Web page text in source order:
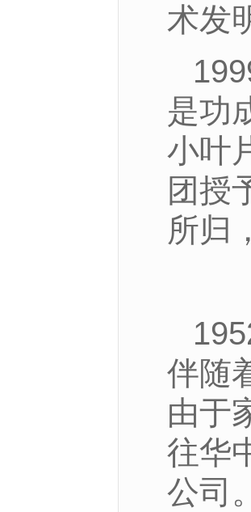
术发
是功
小叶
团授
所归
伴随
由于
往华
公司